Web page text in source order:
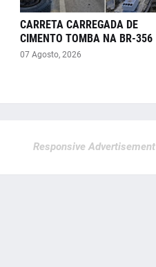
CARRETA CARREGADA DE
CIMENTO TOMBA NA BR-356
07 Agosto, 2026
Responsive Advertisement